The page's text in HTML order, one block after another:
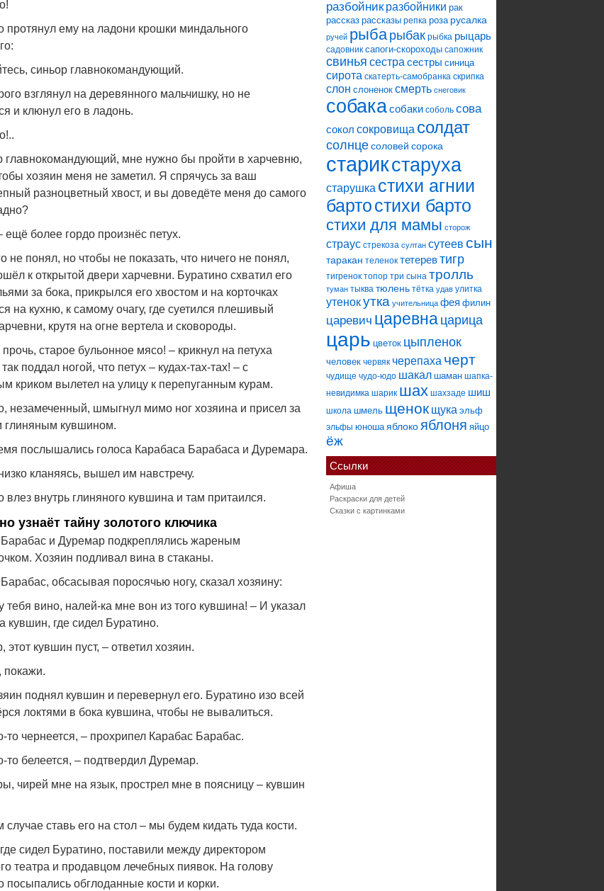
протянул ему на ладони крошки миндального
синьор главнокомандующий.
взглянул на деревянного мальчишку, но не
и клюнул его в ладонь.
главнокомандующий, мне нужно бы пройти в харчевню,
хозяин меня не заметил. Я спрячусь за ваш
разноцветный хвост, и вы доведёте меня до самого
ещё более гордо произнёс петух.
не понял, но чтобы не показать, что ничего не понял,
к открытой двери харчевни. Буратино схватил его
за бока, прикрылся его хвостом и на корточках
на кухню, к самому очагу, где суетился плешивый
крутя на огне вертела и сковороды.
старое бульонное мясо! – крикнул на петуха
поддал ногой, что петух – кудах-тах-тах! – с
криком вылетел на улицу к перепуганным курам.
незамеченный, шмыгнул мимо ног хозяина и присел за
глиняным кувшином.
послышались голоса Карабаса Барабаса и Дуремара.
кланяясь, вышел им навстречу.
влез внутрь глиняного кувшина и там притаился.
узнаёт тайну золотого ключика
Барабас и Дуремар подкреплялись жареным
Хозяин подливал вина в стаканы.
обсасывая поросячью ногу, сказал хозяину:
тебя вино, налей-ка мне вон из того кувшина! – И указал
кувшин, где сидел Буратино.
этот кувшин пуст, – ответил хозяин.
поднял кувшин и перевернул его. Буратино изо всей
локтями в бока кувшина, чтобы не вывалиться.
то чернеется, – прохрипел Карабас Барабас.
то белеется, – подтвердил Дуремар.
чирей мне на язык, прострел мне в поясницу – кувшин
случае ставь его на стол – мы будем кидать туда кости.
сидел Буратино, поставили между директором
театра и продавцом лечебных пиявок. На голову
посыпались обглоданные кости и корки.
разбойник разбойники рак
рассказ рассказы репка роза русалка
ручей рыбарыбак рыбка рыцарь
садовник сапоги-скороходы сапожник
свинья сестра сестры синица
сирота скатерть-самобранка скрипка
слон слоненок смерть снеговик
собакасобаки соболь сова
сокол сокровища солдат
солнцесоловей сорока
старикстаруха
старушка стихи агнии
бартостихи барто
стихи для мамы сторож
страус стрекоза султан сутеев сын
таракан теленок тетеревтигр
тигренок топор три сына тролль
туман тыква тюлень тётка удав улитка
утенокутка учительница фея филин
царевич царевна царица
царь цветок цыпленок
человек червяк черепаха черт
чудище чудо-юдо шакал шаман шапка-
невидимка шарик шах шахзаде шиш
школа шмель щенок щука эльф
эльфы юноша яблоко яблоня яйцо
ёж
Ссылки
Афиша
Раскраски для детей
Сказки с картинками